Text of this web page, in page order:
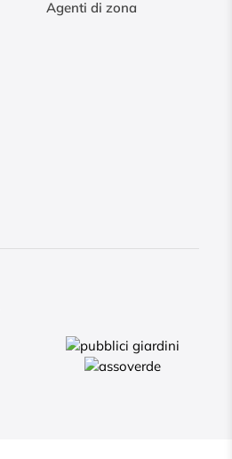
Agenti di zona